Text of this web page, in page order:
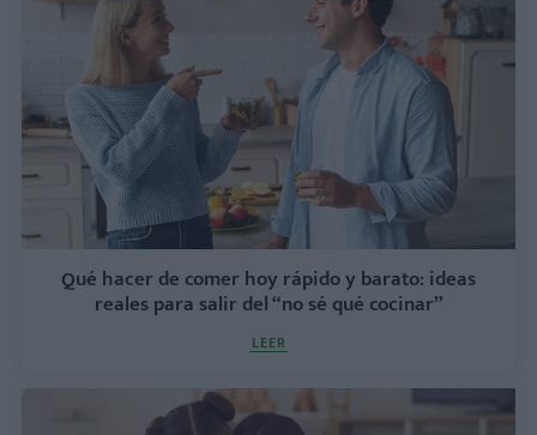
Qué hacer de comer hoy rápido y barato: ideas
reales para salir del “no sé qué cocinar”
LEER